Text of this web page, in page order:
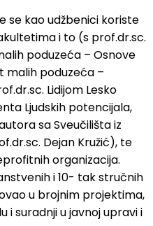
se kao udžbenici koriste
i to (s prof.dr.sc.
poduzeća – Osnove
malih poduzeća –
Lidijom Lesko
Ljudskih potencijala,
sa Sveučilišta iz
Dejan Kružić), te
organizacija.
i 10- tak stručnih
u brojnim projektima,
i suradnji u javnoj upravi i